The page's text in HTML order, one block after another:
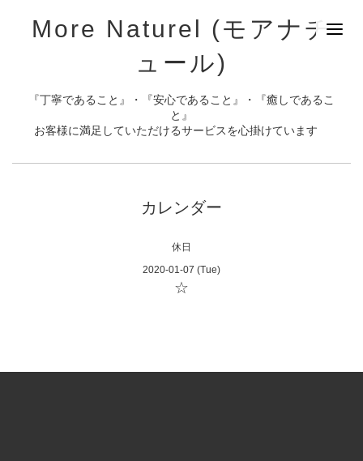
More Naturel (モアナチ
ュール)
『丁寧であること』・『安心であること』・『癒しであるこ
と』
お客様に満足していただけるサービスを心掛けています
カレンダー
休日
2020-01-07 (Tue)
☆